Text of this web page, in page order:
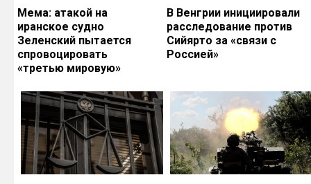
Мема: атакой на
иранское судно
Зеленский пытается
спровоцировать
«третью мировую»
В Венгрии инициировали
расследование против
Сийярто за «связи с
Россией»